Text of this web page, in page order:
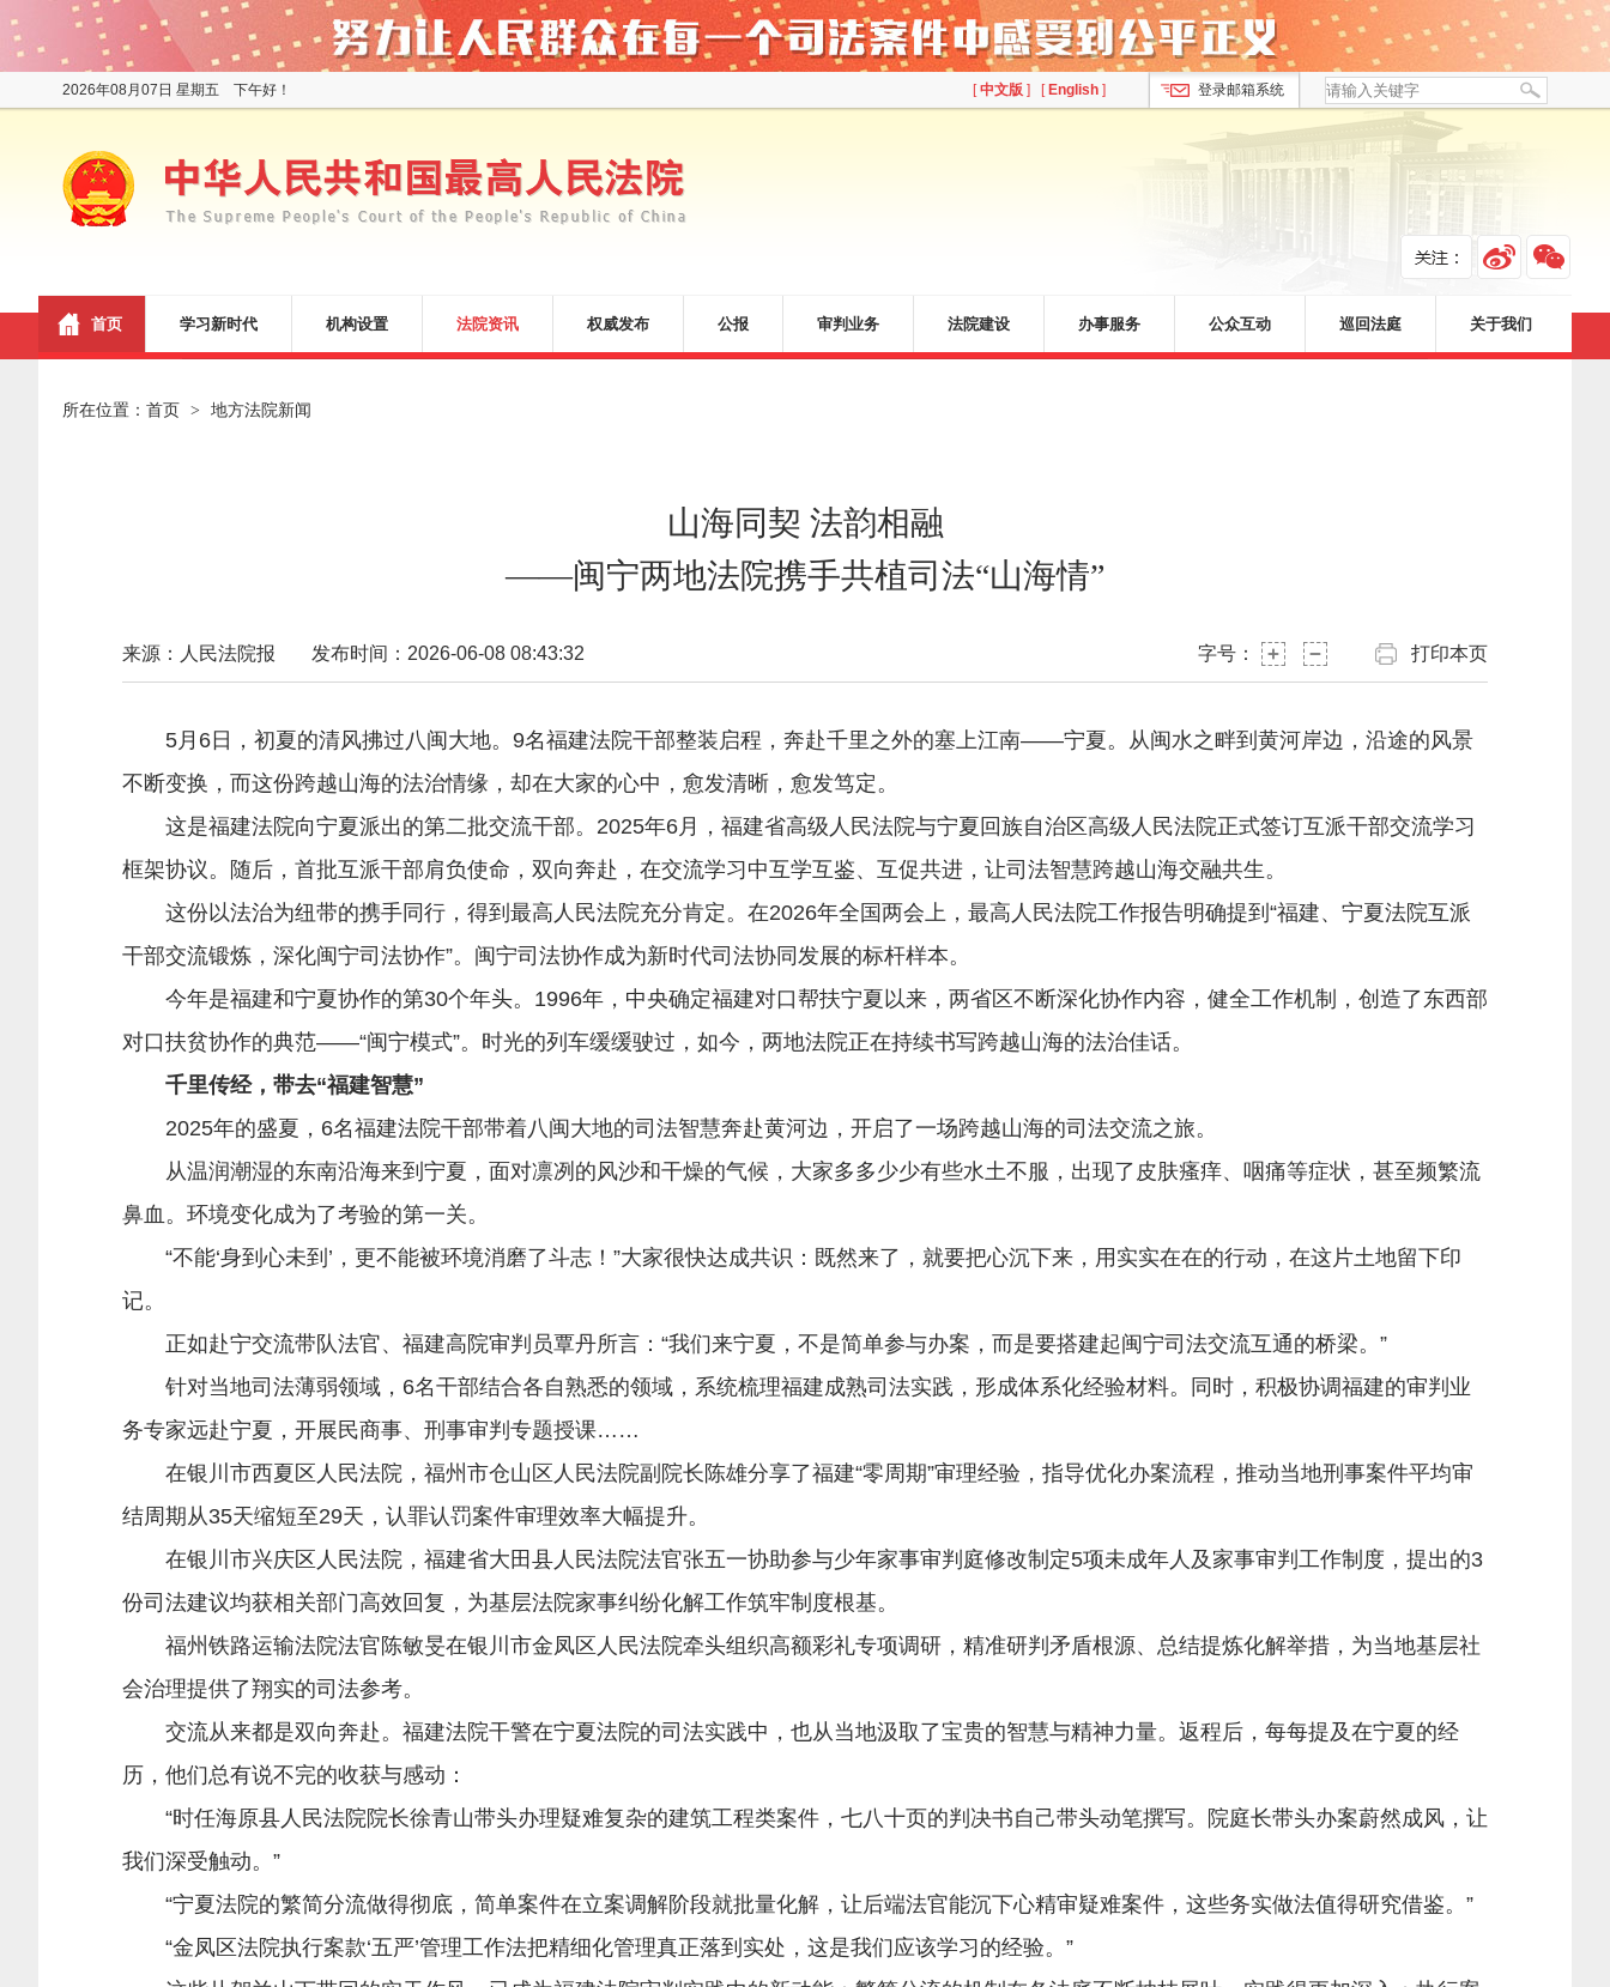
[中文版 ] [ English ]
2026年08月07日 星期五 下午好！ 登录邮箱系统
首页 学习新时代 机构设置 法院资讯 权威发布 公报 审判业务 法院建设 办事服务 公众互动 巡回法庭 关于我们
所在位置： 首页 > 地方法院新闻
山海同契 法韵相融
——闽宁两地法院携手共植司法“山海情”
来源：人民法院报 发布时间：2026-06-08 08:43:32 字号： 打印本页
5月6日，初夏的清风拂过八闽大地。9名福建法院干部整装启程，奔赴千里之外的塞上江南——宁夏。从闽水之畔到黄河岸边，沿途的风景
不断变换，而这份跨越山海的法治情缘，却在大家的心中，愈发清晰，愈发笃定。
这是福建法院向宁夏派出的第二批交流干部。2025年6月，福建省高级人民法院与宁夏回族自治区高级人民法院正式签订互派干部交流学习
框架协议。随后，首批互派干部肩负使命，双向奔赴，在交流学习中互学互鉴、互促共进，让司法智慧跨越山海交融共生。
这份以法治为纽带的携手同行，得到最高人民法院充分肯定。在2026年全国两会上，最高人民法院工作报告明确提到“福建、宁夏法院互派
干部交流锻炼，深化闽宁司法协作”。闽宁司法协作成为新时代司法协同发展的标杆样本。
今年是福建和宁夏协作的第30个年头。1996年，中央确定福建对口帮扶宁夏以来，两省区不断深化协作内容，健全工作机制，创造了东西部
对口扶贫协作的典范——“闽宁模式”。时光的列车缓缓驶过，如今，两地法院正在持续书写跨越山海的法治佳话。
千里传经，带去“福建智慧”
2025年的盛夏，6名福建法院干部带着八闽大地的司法智慧奔赴黄河边，开启了一场跨越山海的司法交流之旅。
从温润潮湿的东南沿海来到宁夏，面对凛冽的风沙和干燥的气候，大家多多少少有些水土不服，出现了皮肤瘙痒、咽痛等症状，甚至频繁流
鼻血。环境变化成为了考验的第一关。
“不能‘身到心未到’，更不能被环境消磨了斗志！”大家很快达成共识：既然来了，就要把心沉下来，用实实在在的行动，在这片土地留下印
记。
正如赴宁交流带队法官、福建高院审判员覃丹所言：“我们来宁夏，不是简单参与办案，而是要搭建起闽宁司法交流互通的桥梁。”
针对当地司法薄弱领域，6名干部结合各自熟悉的领域，系统梳理福建成熟司法实践，形成体系化经验材料。同时，积极协调福建的审判业
务专家远赴宁夏，开展民商事、刑事审判专题授课……
在银川市西夏区人民法院，福州市仓山区人民法院副院长陈雄分享了福建“零周期”审理经验，指导优化办案流程，推动当地刑事案件平均审
结周期从35天缩短至29天，认罪认罚案件审理效率大幅提升。
在银川市兴庆区人民法院，福建省大田县人民法院法官张五一协助参与少年家事审判庭修改制定5项未成年人及家事审判工作制度，提出的3
份司法建议均获相关部门高效回复，为基层法院家事纠纷化解工作筑牢制度根基。
福州铁路运输法院法官陈敏旻在银川市金凤区人民法院牵头组织高额彩礼专项调研，精准研判矛盾根源、总结提炼化解举措，为当地基层社
会治理提供了翔实的司法参考。
交流从来都是双向奔赴。福建法院干警在宁夏法院的司法实践中，也从当地汲取了宝贵的智慧与精神力量。返程后，每每提及在宁夏的经
历，他们总有说不完的收获与感动：
“时任海原县人民法院院长徐青山带头办理疑难复杂的建筑工程类案件，七八十页的判决书自己带头动笔撰写。院庭长带头办案蔚然成风，让
我们深受触动。”
“宁夏法院的繁简分流做得彻底，简单案件在立案调解阶段就批量化解，让后端法官能沉下心精审疑难案件，这些务实做法值得研究借鉴。”
“金凤区法院执行案款‘五严’管理工作法把精细化管理真正落到实处，这是我们应该学习的经验。”